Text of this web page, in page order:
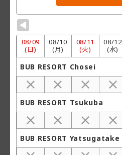
▼
08/09
(日)
08/10
(月)
08/11
(火)
08/12
(水)
BUB RESORT Chosei
BUB RESORT Tsukuba
BUB RESORT Yatsugatake